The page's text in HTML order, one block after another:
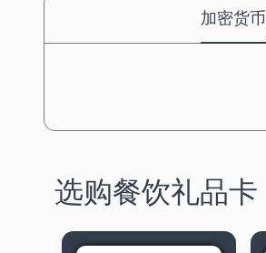
加密货币
选购餐饮礼品卡